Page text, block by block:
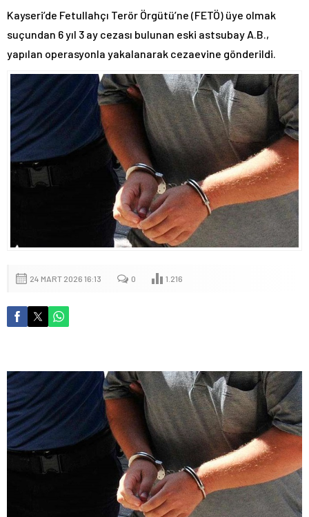
Kayseri’de Fetullahçı Terör Örgütü’ne (FETÖ) üye olmak
suçundan 6 yıl 3 ay cezası bulunan eski astsubay A.B.,
yapılan operasyonla yakalanarak cezaevine gönderildi.
24 MART 2026 16:13 0 1.216